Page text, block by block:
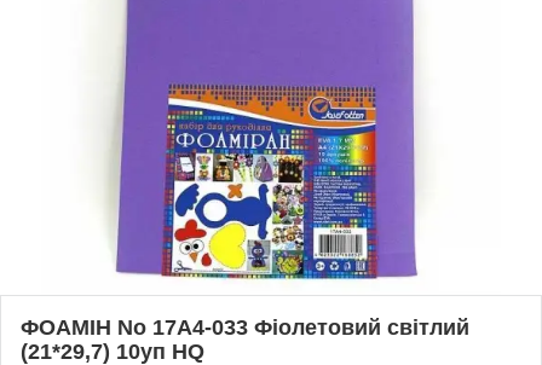
ФОАМІН No 17A4-033 Фіолетовий світлий
(21*29,7) 10уп HQ